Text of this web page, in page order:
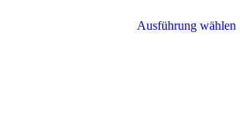
Ausführung wählen